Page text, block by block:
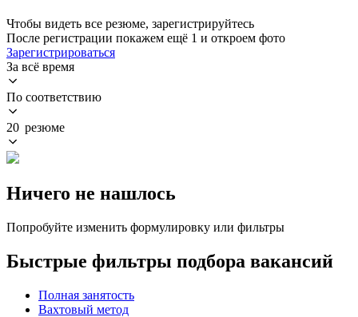
Чтобы видеть все резюме, зарегистрируйтесь
После регистрации покажем ещё 1 и откроем фото
Зарегистрироваться
За всё время
По соответствию
20 резюме
Ничего не нашлось
Попробуйте изменить формулировку или фильтры
Быстрые фильтры подбора вакансий
Полная занятость
Вахтовый метод